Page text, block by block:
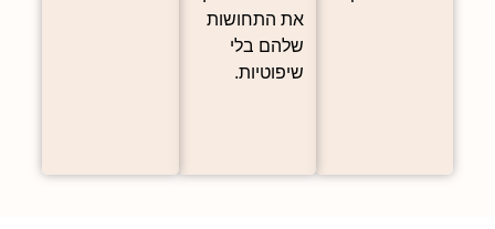
את התחושות
שלהם בלי
שיפוטיות.